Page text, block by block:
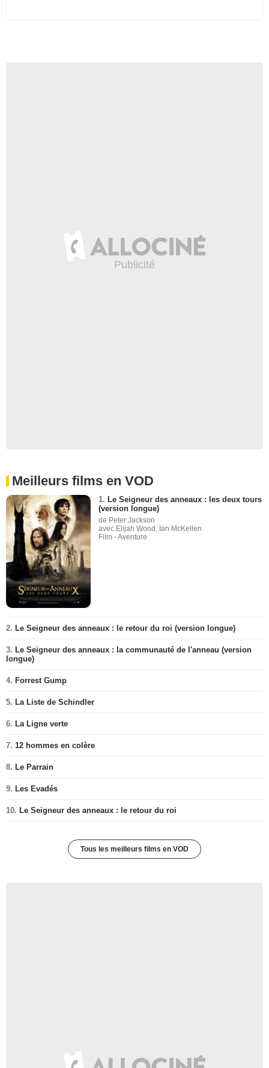
Meilleurs films en VOD
1. Le Seigneur des anneaux : les deux tours
(version longue)
de Peter Jackson
avec Elijah Wood, Ian McKellen
Film - Aventure
2. Le Seigneur des anneaux : le retour du roi (version longue)
3. Le Seigneur des anneaux : la communauté de l'anneau (version
longue)
4. Forrest Gump
5. La Liste de Schindler
6. La Ligne verte
7. 12 hommes en colère
8. Le Parrain
9. Les Evadés
10. Le Seigneur des anneaux : le retour du roi
Tous les meilleurs films en VOD